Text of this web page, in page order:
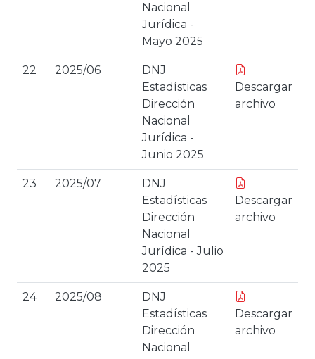
Nacional
Jurídica -
Mayo 2025
22 2025/06
DNJ
Estadísticas
Dirección
Nacional
Jurídica -
Junio 2025
Descargar
archivo
23 2025/07
DNJ
Estadísticas
Dirección
Nacional
Jurídica - Julio
2025
Descargar
archivo
24 2025/08
DNJ
Estadísticas
Dirección
Nacional
Descargar
archivo